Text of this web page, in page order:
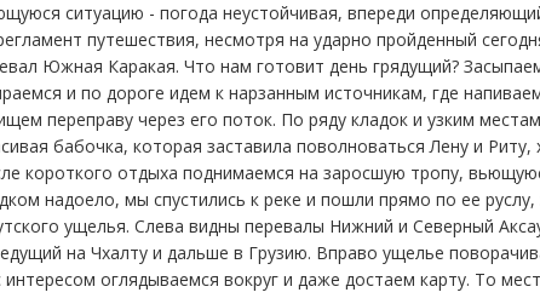
ситуацию - погода неустойчивая, впереди
путешествия, несмотря на ударно пройденный
Южная Каракая. Что нам готовит день грядущий?
и по дороге идем к нарзанным источникам, где
переправу через его поток. По ряду кладок и узким
бабочка, которая заставила поволноваться Лену и Риту,
короткого отдыха поднимаемся на заросшую тропу,
надоело, мы спустились к реке и пошли прямо по ее
ущелья. Слева видны перевалы Нижний и Северный
на Чхалту и дальше в Грузию. Вправо ущелье
оглядываемся вокруг и даже достаем карту. То